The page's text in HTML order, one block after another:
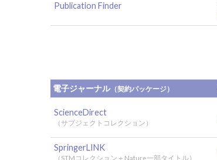
Publication Finder
電子ジャーナル（契約パッケージ）
ScienceDirect
（サブジェクトコレクション）
SpringerLINK
（STMコレクション＋Nature一部タイトル）